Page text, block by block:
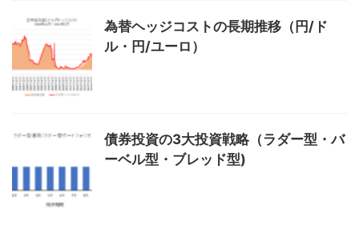
為替ヘッジコストの長期推移（円/ド
ル・円/ユーロ）
債券投資の3大投資戦略（ラダー型・バ
ーベル型・ブレッド型)